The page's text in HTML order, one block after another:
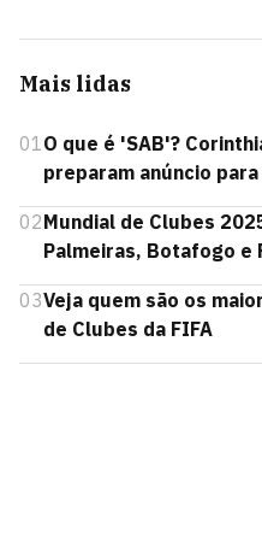
Mais lidas
01O que é 'SAB'?
preparam anúncio
02Mundial de Clubes
Palmeiras, Botafogo e
03Veja quem são os
de Clubes da FIFA